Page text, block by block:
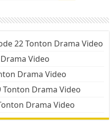
22 Tonton Drama Video
Video
Drama Video
Tonton Drama Video
Drama Video